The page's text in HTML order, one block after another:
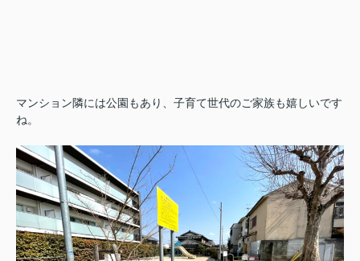
マンション隣には公園もあり、子育て世代のご家族も嬉しいです
ね。